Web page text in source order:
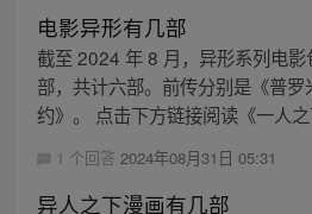
电影异形有几部
截至 2024 年 8 月，异形系列电
部，共计六部。前传分别是《普
约》。 点击下方链接阅读《一人之
1 个回答 2024年08月31日 05:31
异人之下漫画有几部